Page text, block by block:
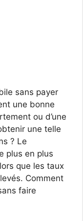
sans payer
une bonne
ou d’une
une telle
? Le
plus en plus
que les taux
Comment
faire